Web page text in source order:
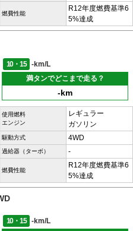
燃費性能
R12年度燃費基準6
5%達成
10・15
-km/L
満タンでどこまで走る？
-km
使用燃料
エンジン
レギュラー
ガソリン
駆動方式 4WD
過給器（ターボ） -
燃費性能
R12年度燃費基準6
5%達成
10・15 -km/L